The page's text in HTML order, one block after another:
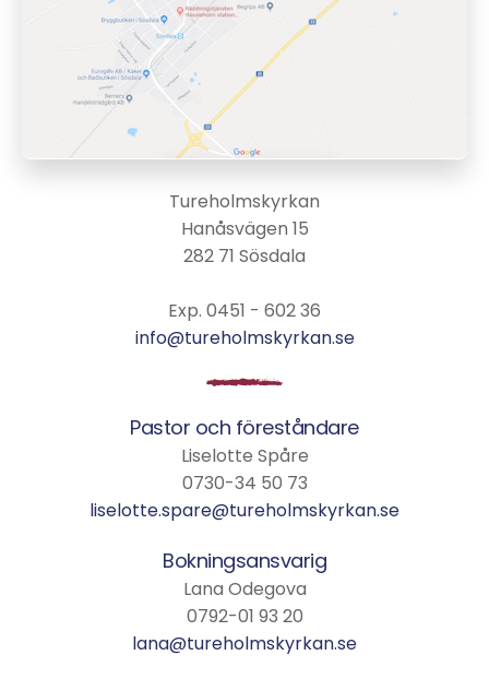
Tureholmskyrkan
Hanåsvägen 15
282 71 Sösdala
Exp. 0451 - 602 36
info@tureholmskyrkan.se
Pastor och föreståndare
Liselotte Spåre
0730-34 50 73
liselotte.spare@tureholmskyrkan.se
Bokningsansvarig
Lana Odegova
0792-01 93 20
lana@tureholmskyrkan.se